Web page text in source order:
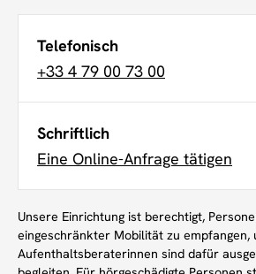
Telefonisch
+33 4 79 00 73 00
Schriftlich
Eine Online-Anfrage tätigen
Unsere Einrichtung ist berechtigt,
eingeschränkter Mobilität zu empfangen,
Aufenthaltsberaterinnen sind dafür